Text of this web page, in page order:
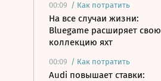
00:09 / Как потратить
На все случаи жизни:
Bluegame расширяет свою
коллекцию яхт
00:09 / Как потратить
Audi повышает ставки: